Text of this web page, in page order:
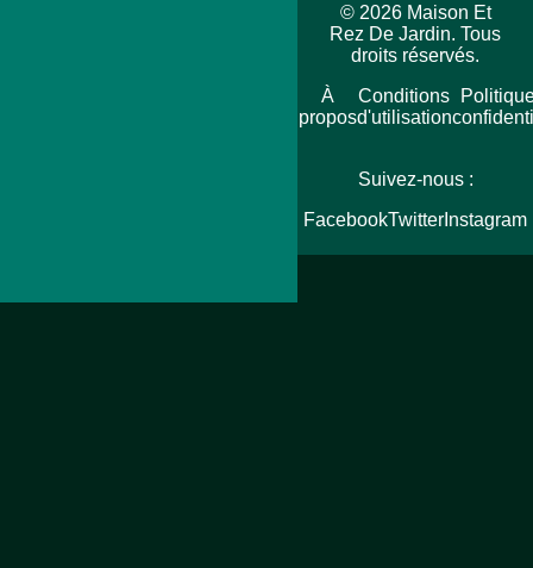
© 2026 Maison Et
Rez De Jardin. Tous
droits réservés.
À
propos
Conditions
d'utilisation
Suivez-nous :
FacebookTwitter Instagram